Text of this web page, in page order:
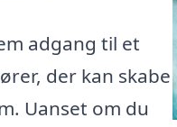
adgang til et
der kan skabe
Uanset om du